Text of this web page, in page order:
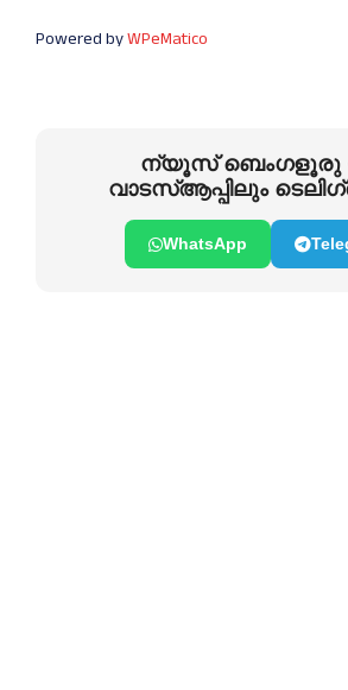
Powered byWPeMatico
ന്യൂസ് ബെംഗളൂരു
വാടസ്ആപ്പിലും
WhatsApp